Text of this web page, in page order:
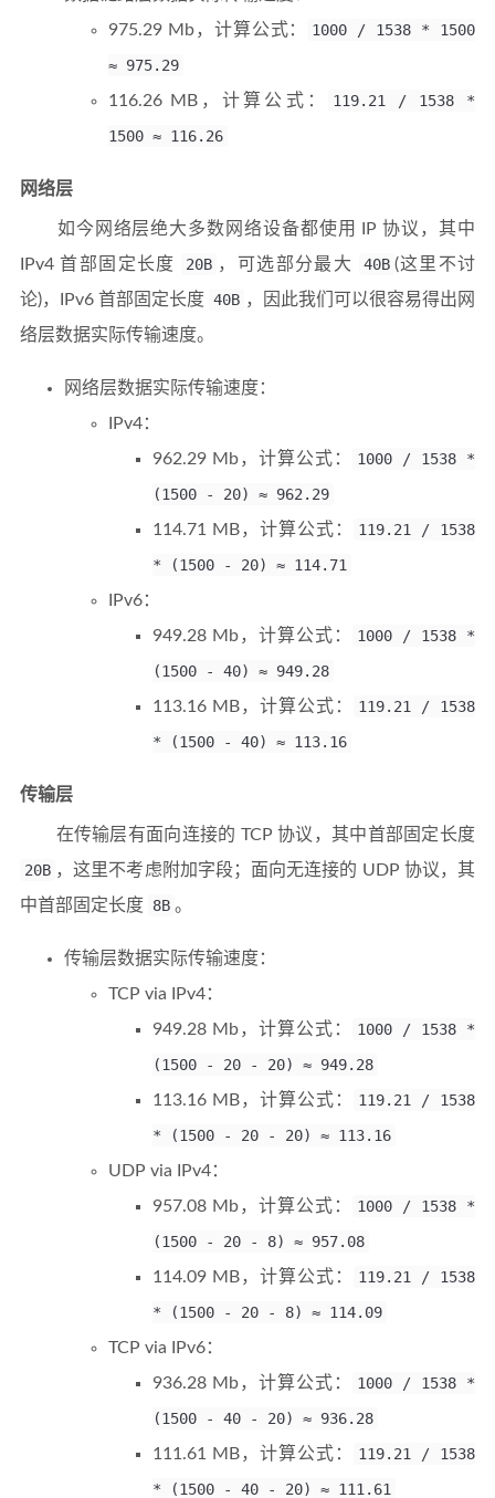
975.29 Mb，计算公式：
1000 / 1538 * 1500
≈ 975.29
116.26 MB，计算公式：
119.21 / 1538 *
1500 ≈ 116.26
网络层
如今网络层绝大多数网络设备都使用 IP 协议，其中
IPv4 首部固定长度
20B ，可选部分最大 40B (这里不讨
论)，IPv6 首部固定长度 40B ，因此我们可以很容易得出网
络层数据实际传输速度。
网络层数据实际传输速度：
IPv4：
962.29 Mb，计算公式：
1000 / 1538 *
(1500 - 20) ≈ 962.29
114.71 MB，计算公式：
119.21 / 1538
* (1500 - 20) ≈ 114.71
IPv6：
949.28 Mb，计算公式：
1000 / 1538 *
(1500 - 40) ≈ 949.28
113.16 MB，计算公式：
119.21 / 1538
* (1500 - 40) ≈ 113.16
传输层
在传输层有面向连接的 TCP 协议，其中首部固定长度
20B ，这里不考虑附加字段；面向无连接的 UDP 协议，其
中首部固定长度
8B 。
传输层数据实际传输速度：
TCP via IPv4：
949.28 Mb，计算公式：
1000 / 1538 *
(1500 - 20 - 20) ≈ 949.28
113.16 MB，计算公式：
119.21 / 1538
* (1500 - 20 - 20) ≈ 113.16
UDP via IPv4：
957.08 Mb，计算公式：
1000 / 1538 *
(1500 - 20 - 8) ≈ 957.08
114.09 MB，计算公式：
119.21 / 1538
* (1500 - 20 - 8) ≈ 114.09
TCP via IPv6：
936.28 Mb，计算公式：
1000 / 1538 *
(1500 - 40 - 20) ≈ 936.28
111.61 MB，计算公式：
119.21 / 1538
* (1500 - 40 - 20) ≈ 111.61